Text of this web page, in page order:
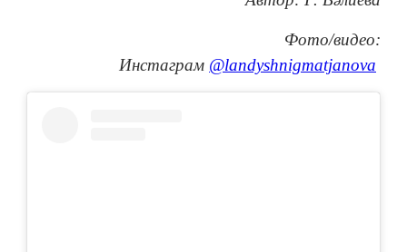
Фото/видео:
Инстаграм @landyshnigmatjanova